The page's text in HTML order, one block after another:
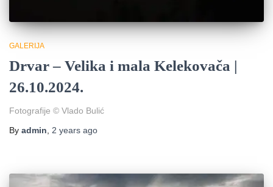
GALERIJA
Drvar – Velika i mala Kelekovača |
26.10.2024.
Fotografije © Vlado Bulić
By admin 2 years ago